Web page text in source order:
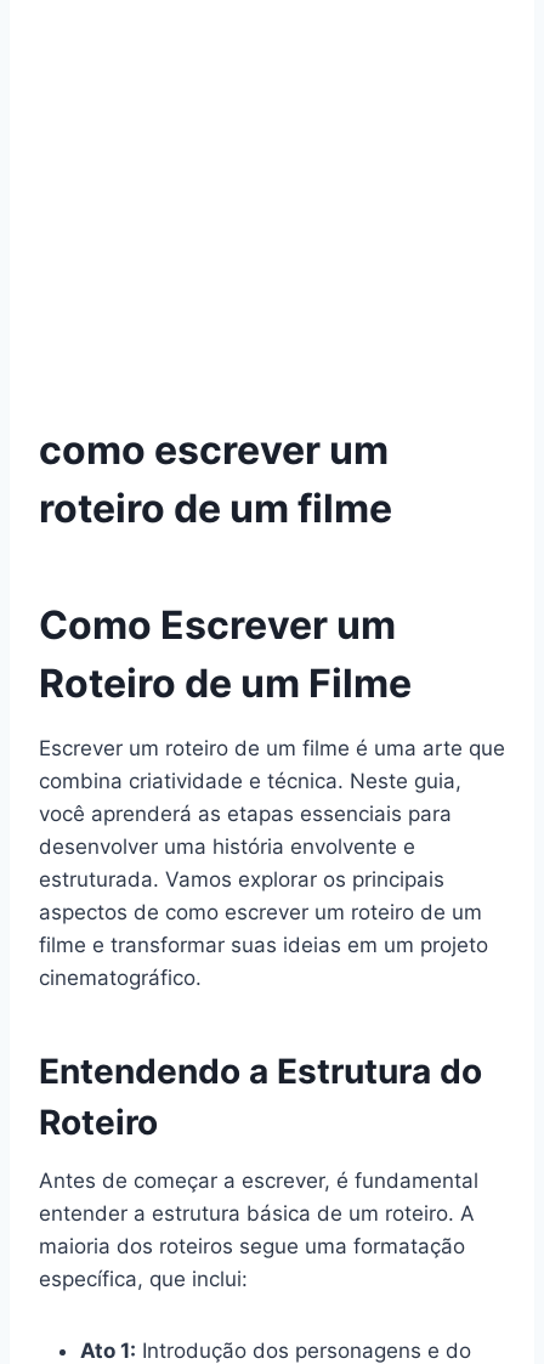
como escrever um
roteiro de um filme
Como Escrever um
Roteiro de um Filme
Escrever um roteiro de um filme é uma arte que
combina criatividade e técnica. Neste guia,
você aprenderá as etapas essenciais para
desenvolver uma história envolvente e
estruturada. Vamos explorar os principais
aspectos de como escrever um roteiro de um
filme e transformar suas ideias em um projeto
cinematográfico.
Entendendo a Estrutura do
Roteiro
Antes de começar a escrever, é fundamental
entender a estrutura básica de um roteiro. A
maioria dos roteiros segue uma formatação
específica, que inclui:
Ato 1: Introdução dos personagens e do